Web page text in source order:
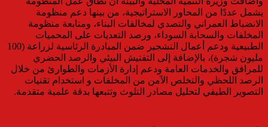
يشمل عددًا من المحاور الاستراتيجية، من بينها دعم منظومة
الانضباط العمراني والتصدي لمخالفات البناء، ومتابعة منظومة
المخلفات والسحابة السوداء، ورصد التعديات على المحميات
الطبيعية ودعم أعمال التشجير ضمن المبادرة الرئاسية لزراعة (100
مليون شجرة)، بالإضافة إلى التفتيش البيئي والرصد الحضري
للمرافق والخدمات العامة ودعم إدارة الأزمات والطوارئ من خلال
الرصد اللحظي والتخلص الآمن من المخلفات و استخدام تقنيات
التصوير الطيفي لتحليل مصادر التلوث وتتبعها بدقة علمية متقدمة.